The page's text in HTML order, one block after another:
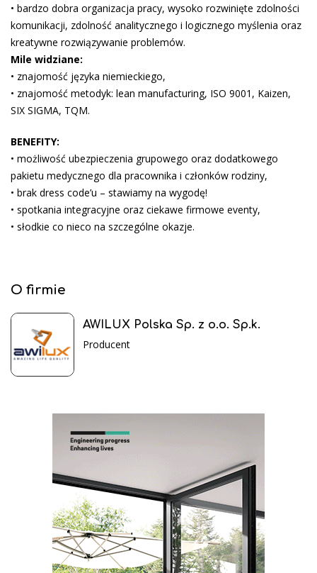
• bardzo dobra organizacja pracy, wysoko rozwinięte zdolności
komunikacji, zdolność analitycznego i logicznego myślenia oraz
kreatywne rozwiązywanie problemów.
Mile widziane:
• znajomość języka niemieckiego,
• znajomość metodyk: lean manufacturing, ISO 9001, Kaizen,
SIX SIGMA, TQM.
BENEFITY:
• możliwość ubezpieczenia grupowego oraz dodatkowego
pakietu medycznego dla pracownika i członków rodziny,
• brak dress code’u – stawiamy na wygodę!
• spotkania integracyjne oraz ciekawe firmowe eventy,
• słodkie co nieco na szczególne okazje.
O firmie
AWILUX Polska Sp. z o.o. Sp.k.
Producent